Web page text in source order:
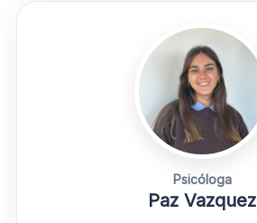
Psicóloga
Paz Vazquez